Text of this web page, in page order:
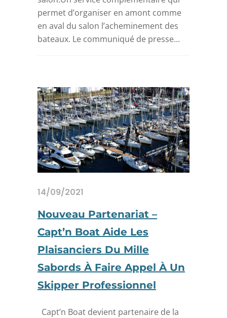
permet d’organiser en amont comme
en aval du salon l’acheminement des
bateaux. Le communiqué de presse...
14/09/2021
Nouveau Partenariat –
Capt’n Boat Aide Les
Plaisanciers Du Mille
Sabords À Faire Appel À Un
Skipper Professionnel
Capt’n Boat devient partenaire de la